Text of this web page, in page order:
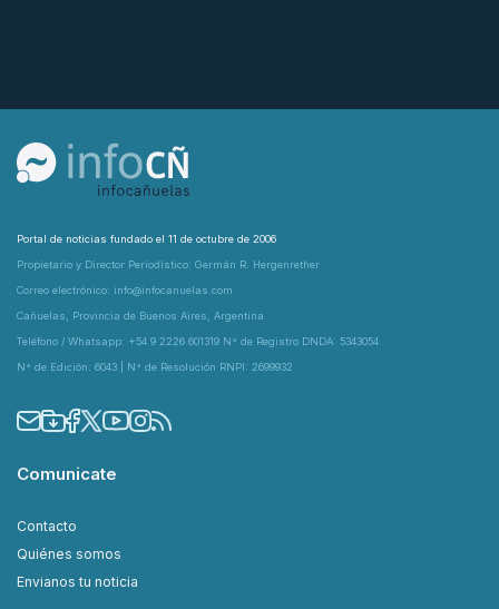
Portal de noticias fundado el 11 de octubre de 2006
Propietario y Director Periodístico: Germán R. Hergenrether
Correo electrónico: info@infocanuelas.com
Cañuelas, Provincia de Buenos Aires, Argentina
Teléfono / Whatsapp: +54 9 2226 601319 N° de Registro DNDA: 5343054
N° de Edición: 6043 | N° de Resolución RNPI: 2699932
Comunicate
Contacto
Quiénes somos
Envianos tu noticia